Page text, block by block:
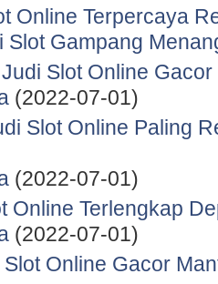
Online Terpercaya
Slot Gampang
Slot Online
(2022-07-01)
Slot Online Paling
(2022-07-01)
Online Terlengkap
(2022-07-01)
Online Gacor